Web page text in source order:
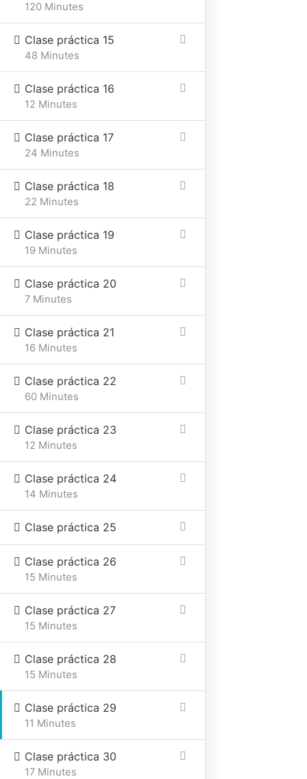
120 Minutes
Clase práctica 15
48 Minutes
Clase práctica 16
12 Minutes
Clase práctica 17
24 Minutes
Clase práctica 18
22 Minutes
Clase práctica 19
19 Minutes
Clase práctica 20
7 Minutes
Clase práctica 21
16 Minutes
Clase práctica 22
60 Minutes
Clase práctica 23
12 Minutes
Clase práctica 24
14 Minutes
Clase práctica 25
Clase práctica 26
15 Minutes
Clase práctica 27
15 Minutes
Clase práctica 28
15 Minutes
Clase práctica 29
11 Minutes
Clase práctica 30
17 Minutes